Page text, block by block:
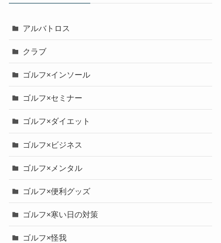
アルバトロス
クラブ
ゴルフ×インソール
ゴルフ×セミナー
ゴルフ×ダイエット
ゴルフ×ビジネス
ゴルフ×メンタル
ゴルフ×便利グッズ
ゴルフ×寒い日の対策
ゴルフ×怪我